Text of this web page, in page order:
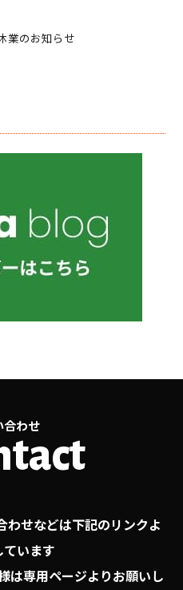
業のお知らせ
合わせ
わせなどは下記のリンクよ
ています
は専用ページよりお願いし